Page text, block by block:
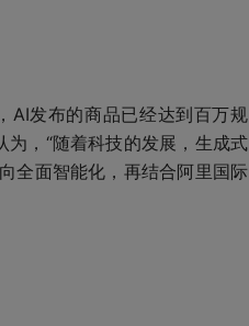
AI发布的商品已经达到百万规
，“随着科技的发展，生成式
全面智能化，再结合阿里国际